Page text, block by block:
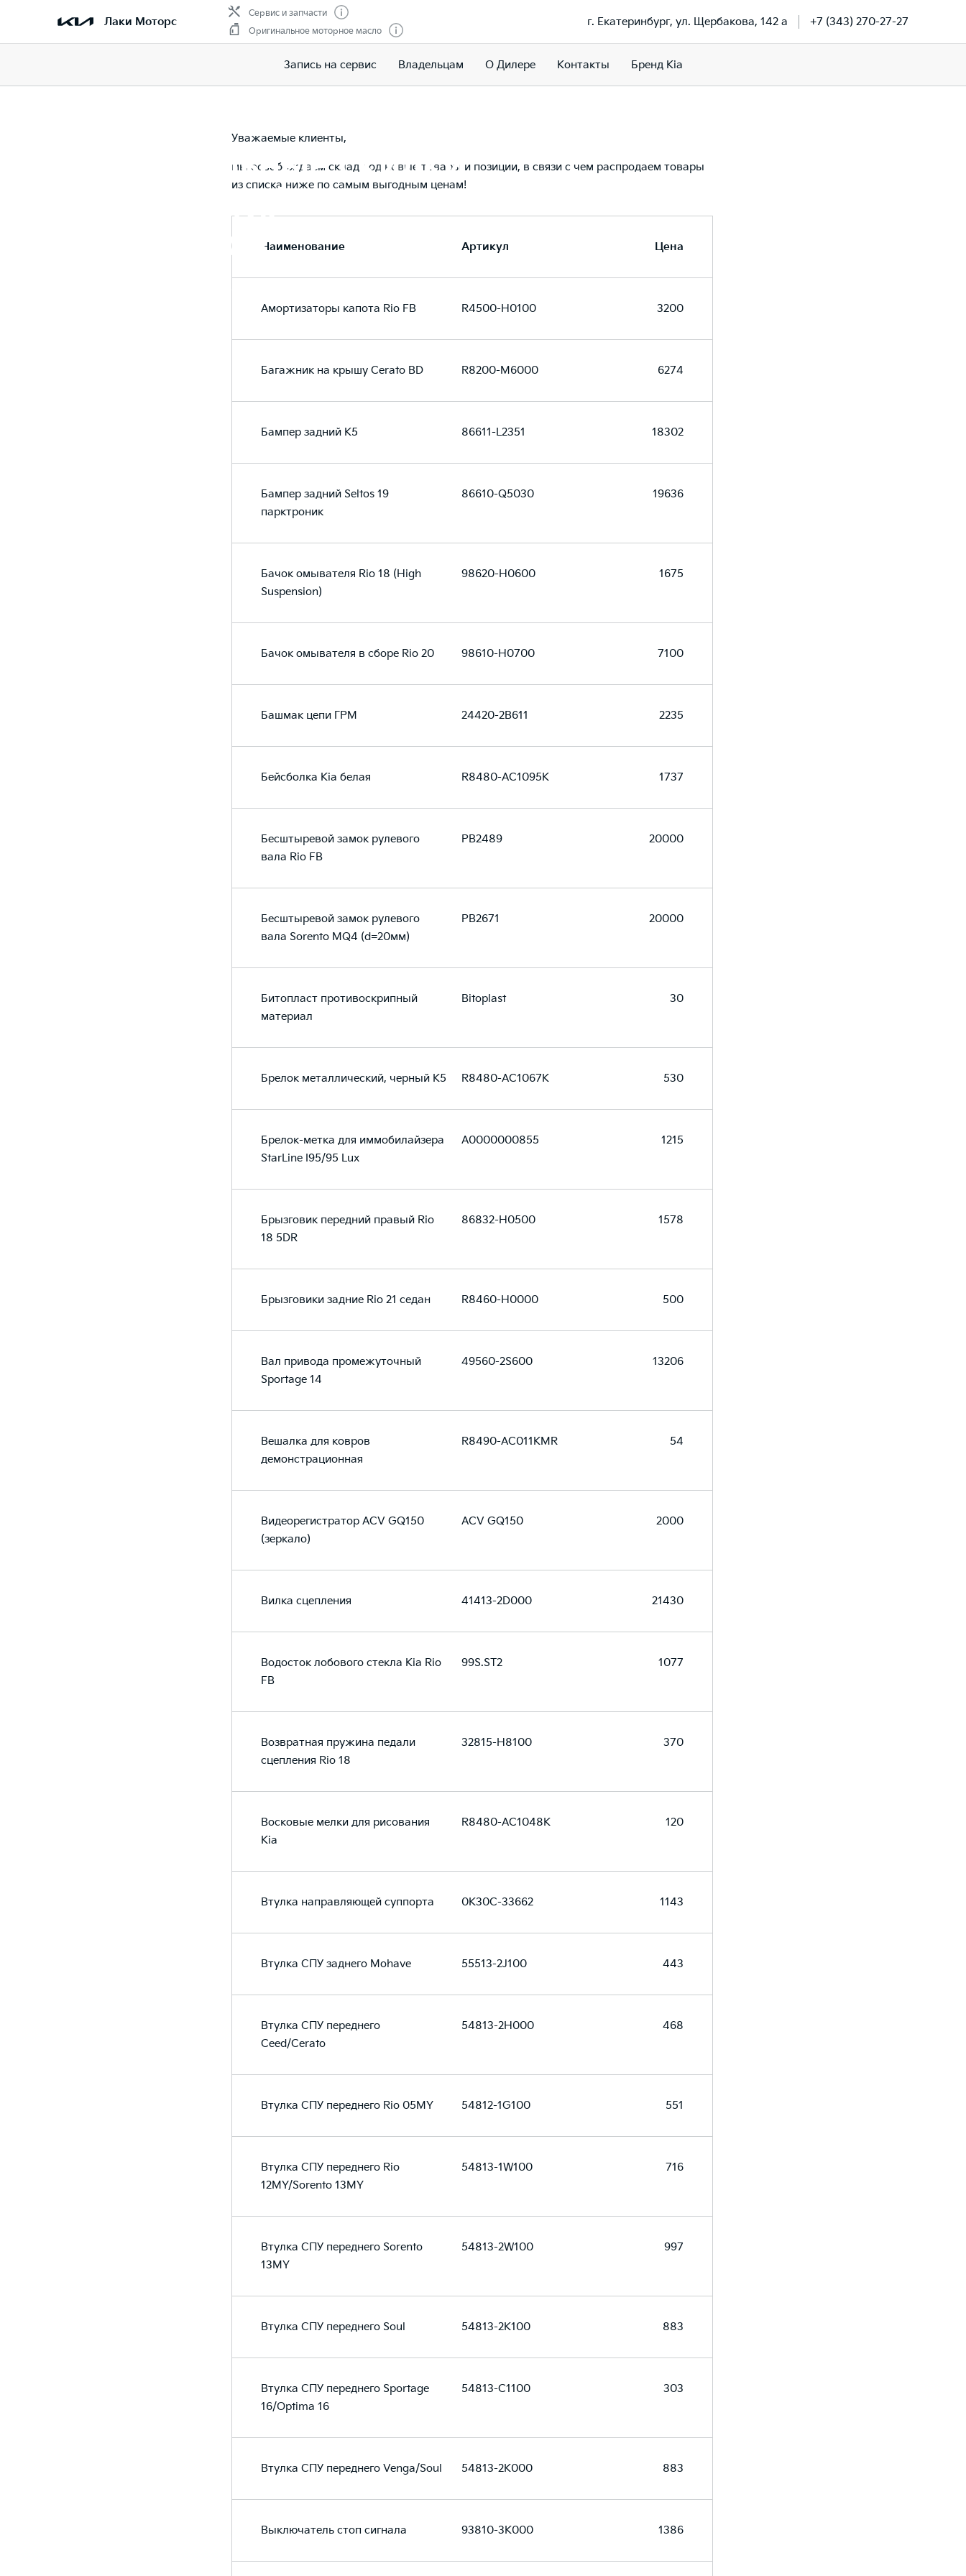
Лаки Моторс
Сервис и запчасти
Оригинальное моторное масло
г. Екатеринбург, ул. Щербакова, 142 а +7 (343) 270-27-27
Запись на сервис Владельцам О Дилере Контакты Бренд Kia
Максимальные скидки
на запчасти/
аксессуары
Уважаемые клиенты,
мы освобождаем склад под новые товары и позиции, в связи с чем распродаем товары
из списка ниже по самым выгодным ценам!
Наименование Артикул Цена
Амортизаторы капота Rio FB R4500-H0100 3200
Багажник на крышу Cerato BD R8200-M6000 6274
Бампер задний K5 86611-L2351 18302
Бампер задний Seltos 19
парктроник
86610-Q5030 19636
Бачок омывателя Rio 18 (High
Suspension)
98620-H0600 1675
Бачок омывателя в сборе Rio 20 98610-H0700 7100
Башмак цепи ГРМ 24420-2B611 2235
Бейсболка Kia белая R8480-AC1095K 1737
Бесштыревой замок рулевого
вала Rio FB
PB2489 20000
Бесштыревой замок рулевого
вала Sorento MQ4 (d=20мм)
PB2671 20000
Битопласт противоскрипный
материал
Bitoplast 30
Брелок металлический, черный K5 R8480-AC1067K 530
Брелок-метка для иммобилайзера
StarLine I95/95 Lux
A0000000855 1215
Брызговик передний правый Rio
18 5DR
86832-H0500 1578
Брызговики задние Rio 21 седан R8460-H0000 500
Вал привода промежуточный
Sportage 14
49560-2S600 13206
Вешалка для ковров
демонстрационная
R8490-AC011KMR 54
Видеорегистратор ACV GQ150
(зеркало)
ACV GQ150 2000
Вилка сцепления 41413-2D000 21430
Водосток лобового стекла Кia Rio
FB
99S.ST2 1077
Возвратная пружина педали
сцепления Rio 18
32815-H8100 370
Восковые мелки для рисования
Kia
R8480-AC1048K 120
Втулка направляющей суппорта 0K30C-33662 1143
Втулка СПУ заднего Mohave 55513-2J100 443
Втулка СПУ переднего
Ceed/Cerato
54813-2H000 468
Втулка СПУ переднего Rio 05MY 54812-1G100 551
Втулка СПУ переднего Rio
12MY/Sorento 13MY
54813-1W100 716
Втулка СПУ переднего Sorento
13MY
54813-2W100 997
Втулка СПУ переднего Soul 54813-2K100 883
Втулка СПУ переднего Sportage
16/Optima 16
54813-C1100 303
Втулка СПУ переднего Venga/Soul 54813-2K000 883
Выключатель стоп сигнала 93810-3K000 1386